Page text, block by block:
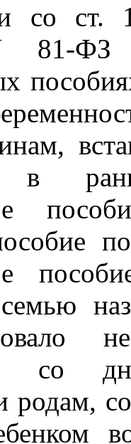
со ст.
81-
в
со
родам,